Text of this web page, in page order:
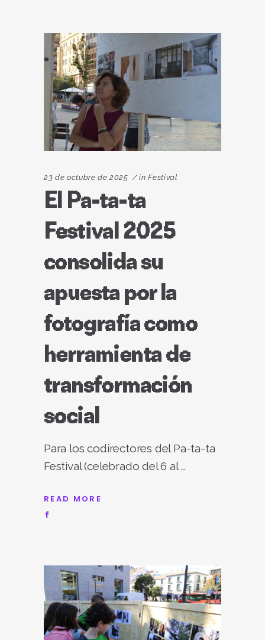
23 de octubre de 2025 in Festival
El Pa-ta-ta
Festival 2025
consolida su
apuesta por la
fotografía como
herramienta de
transformación
social
Para los codirectores del Pa-ta-ta
Festival (celebrado del 6 al
READ MORE